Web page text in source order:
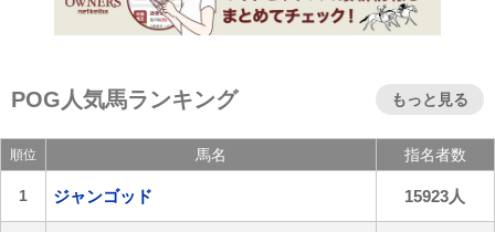
POG人気馬ランキング もっと見る
順位 馬名 指名者数
1 ジャンゴッド 15923人